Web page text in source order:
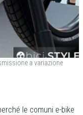
a variazione
le comuni e-bike